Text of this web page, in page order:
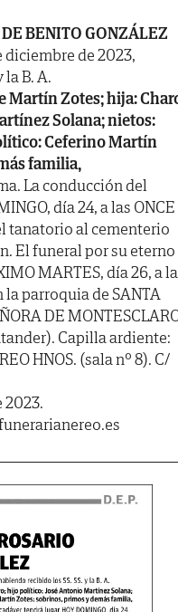
BENITO GONZÁLEZ
diciembre de 2023,
B. A.
Martín Zotes; hija:
Solana; nietos:
Ceferino Martín
familia,
La conducción del
día 24, a las ONCE
tanatorio al cementerio
El funeral por su eterno
MARTES, día 26, a
la parroquia de SANTA
DE
Capilla ardiente:
HNOS. (sala nº 8). C/
2023.